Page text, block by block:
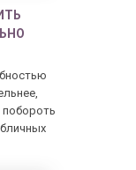
побороть